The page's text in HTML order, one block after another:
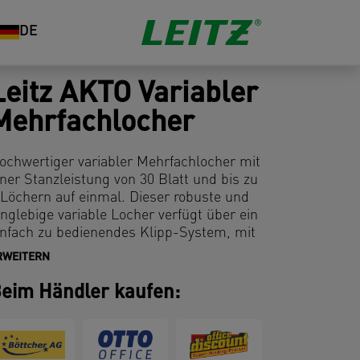
DE
AKTO Variabler
variabler Mehrfachlocher mit
Stanzleistung von 30 Blatt und bis zu
auf einmal. Dieser robuste und
variable Locher verfügt über ein
zu bedienendes Klipp-System, mit
die Lochanzahl und die Abstände
hat Maße in cm, Zoll und
einfach bis zu 6 Stanzmesser in dem
Händler kaufen: